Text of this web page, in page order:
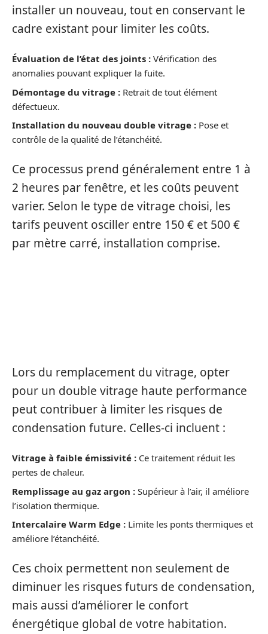
installer un nouveau, tout en conservant le
cadre existant pour limiter les coûts.
Évaluation de l’état des joints : Vérification des
anomalies pouvant expliquer la fuite.
Démontage du vitrage : Retrait de tout élément
défectueux.
Installation du nouveau double vitrage : Pose et
contrôle de la qualité de l’étanchéité.
Ce processus prend généralement entre 1 à
2 heures par fenêtre, et les coûts peuvent
varier. Selon le type de vitrage choisi, les
tarifs peuvent osciller entre 150 € et 500 €
par mètre carré, installation comprise.
Lors du remplacement du vitrage, opter
pour un double vitrage haute performance
peut contribuer à limiter les risques de
condensation future. Celles-ci incluent :
Vitrage à faible émissivité : Ce traitement réduit les
pertes de chaleur.
Remplissage au gaz argon : Supérieur à l’air, il améliore
l’isolation thermique.
Intercalaire Warm Edge : Limite les ponts thermiques et
améliore l’étanchéité.
Ces choix permettent non seulement de
diminuer les risques futurs de condensation,
mais aussi d’améliorer le confort
énergétique global de votre habitation.